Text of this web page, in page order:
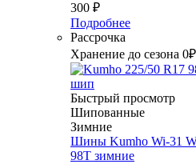
300 ₽
Подробнее
Рассрочка
Хранение до сезона 0₽
Быстрый просмотр
Шипованные
Зимние
Шины Kumho Wi-31
98T зимние